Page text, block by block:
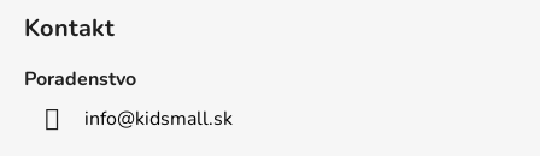
Kontakt
Poradenstvo
info@kidsmall.sk